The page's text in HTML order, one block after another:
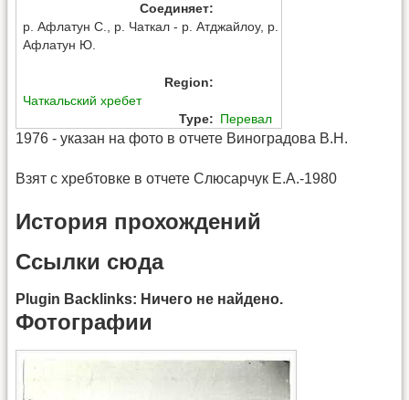
Соединяет:
р. Афлатун С., р. Чаткал - р. Атджайлоу, р.
Афлатун Ю.
Region:
Чаткальский хребет
Type: Перевал
1976 - указан на фото в отчете Виноградова В.Н.
Взят с хребтовке в отчете Слюсарчук Е.А.-1980
История прохождений
Ссылки сюда
Plugin Backlinks: Ничего не найдено.
Фотографии